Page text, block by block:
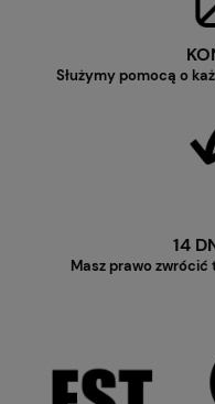
Służymy pomocą o
14
Masz prawo